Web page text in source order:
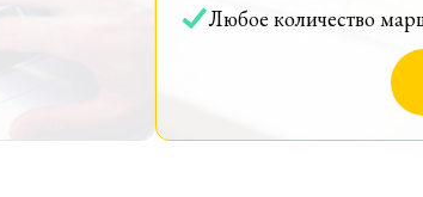
Любое количество